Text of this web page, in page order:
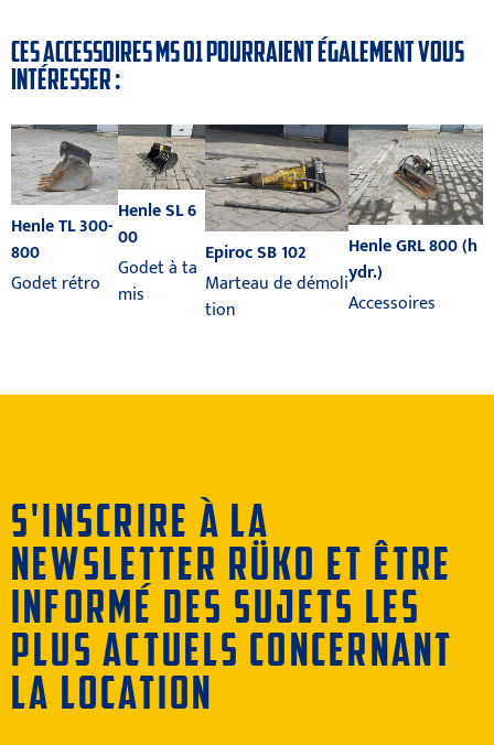
CES ACCESSOIRES MS 01 POURRAIENT ÉGALEMENT VOUS
INTÉRESSER :
Henle TL 300-
800
Godet rétro
Henle SL 6
00
Godet à ta
mis
Epiroc SB 102
Marteau de démoli
tion
Henle GRL 800 (h
ydr.)
Accessoires
S'INSCRIRE À LA
NEWSLETTER RÜKO ET ÊTRE
INFORMÉ DES SUJETS LES
PLUS ACTUELS CONCERNANT
LA LOCATION